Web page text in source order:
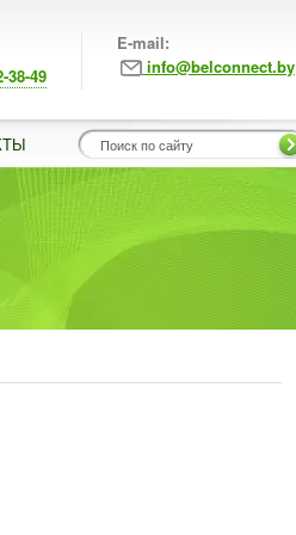
38-49
E-mail:
info@belconnect.by